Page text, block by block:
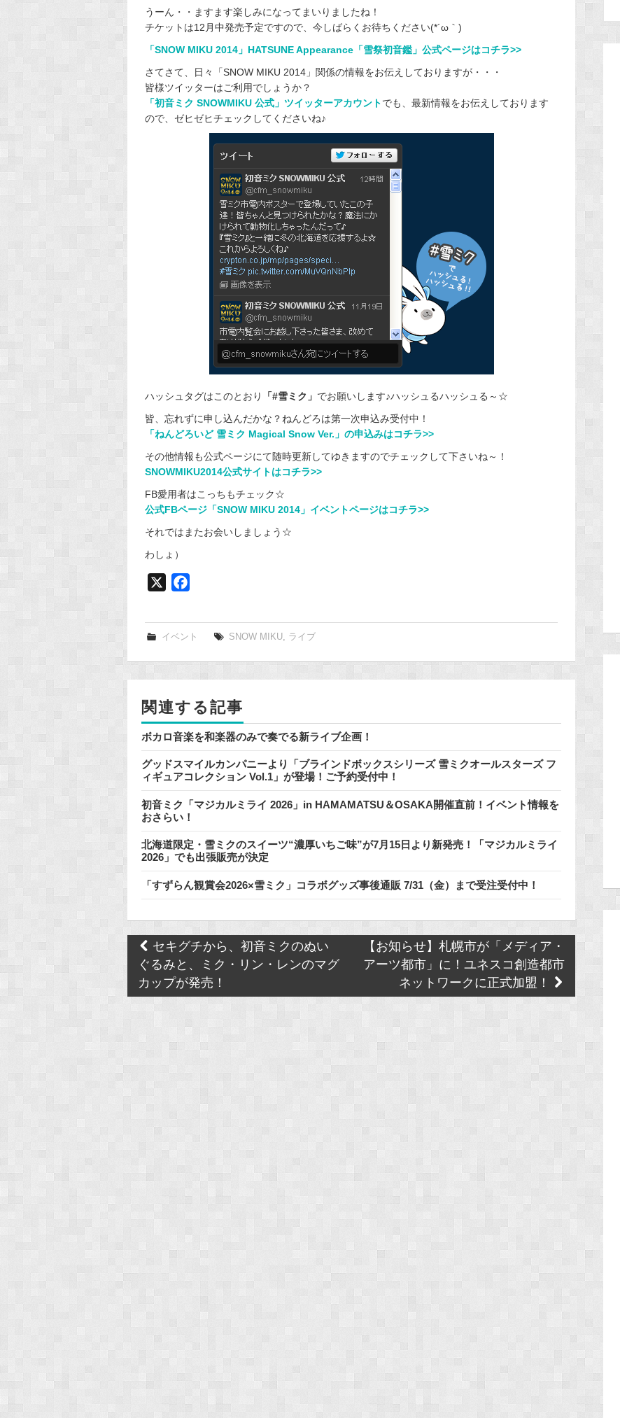
うーん・・ますます楽しみになってまいりましたね！
チケットは12月中発売予定ですので、今しばらくお待ちください(*´ω｀)
「SNOW MIKU 2014」HATSUNE Appearance「雪祭初音鑑」公式ページはコチラ>>
さてさて、日々「SNOW MIKU 2014」関係の情報をお伝えしておりますが・・・
皆様ツイッターはご利用でしょうか？
「初音ミク SNOWMIKU 公式」ツイッターアカウントでも、最新情報をお伝えしております
ので、ゼヒゼヒチェックしてくださいね♪
ハッシュタグはこのとおり 「#雪ミク」 でお願いします♪ハッシュるハッシュる～☆
皆、忘れずに申し込んだかな？ねんどろは第一次申込み受付中！
「ねんどろいど 雪ミク Magical Snow Ver.」の申込みはコチラ>>
その他情報も公式ページにて随時更新してゆきますのでチェックして下さいね～！
SNOWMIKU2014公式サイトはコチラ>>
FB愛用者はこっちもチェック☆
公式FBページ「SNOW MIKU 2014」イベントページはコチラ>>
それではまたお会いしましょう☆
わしょ）
e
k
イベント SNOW MIKU ライブ
関連する記事
ボカロ音楽を和楽器のみで奏でる新ライブ企画！
グッドスマイルカンパニーより「ブラインドボックスシリーズ 雪ミクオールスターズ フ
ィギュアコレクション Vol.1」が登場！ご予約受付中！
初音ミク「マジカルミライ 2026」in HAMAMATSU＆OSAKA開催直前！イベント情報を
おさらい！
北海道限定・雪ミクのスイーツ“濃厚いちご味”が7月15日より新発売！「マジカルミライ
2026」でも出張販売が決定
「すずらん観賞会2026×雪ミク」コラボグッズ事後通販 7/31（金）まで受注受付中！
Post
navigation
セキグチから、初音ミクのぬい
ぐるみと、ミク・リン・レンのマグ
カップが発売！
【お知らせ】札幌市が「メディア・
アーツ都市」に！ユネスコ創造都市
ネットワークに正式加盟！